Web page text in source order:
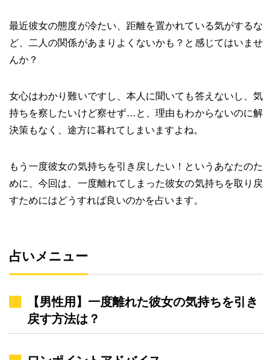
最近彼女の態度が冷たい、距離を置かれている気がするな
ど、二人の関係があまりよくないかも？と感じてはいませ
んか？
女心はわかり難いですし、本人に聞いても答えないし、気
持ちを察したいけど察せず…と、理由もわからないのに解
決策もなく、途方に暮れてしまいますよね。
もう一度彼女の気持ちを引き戻したい！というあなたのた
めに、今回は、一度離れてしまった彼女の気持ちを取り戻
すためにはどうすれば良いのかを占います。
占いメニュー
【男性用】一度離れた彼女の気持ちを引き
戻す方法は？